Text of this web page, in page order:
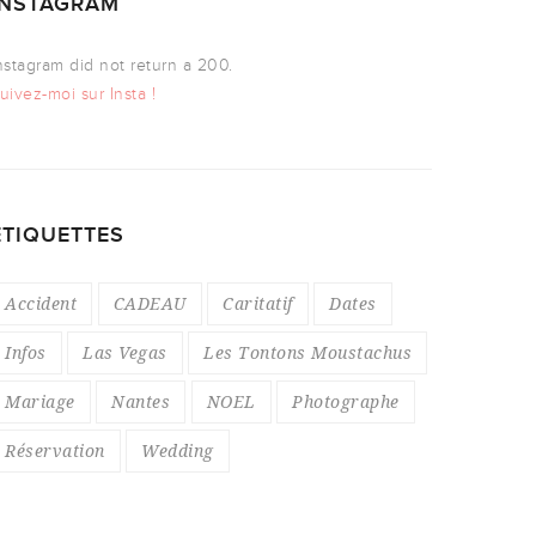
did not return a 200.
moi sur Insta !
Accident CADEAU Caritatif Dates
Infos Las Vegas Les Tontons Moustachus
Mariage Nantes NOEL Photographe
Réservation Wedding